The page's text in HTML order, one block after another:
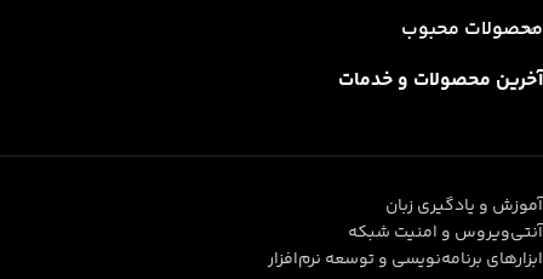
محصولات محبوب
آخرین محصولات و خدمات
آموزش و یادگیری زبان
آنتی‌ویروس و امنیت شبکه
ابزارهای برنامه‌نویسی و توسعه نرم‌افزار